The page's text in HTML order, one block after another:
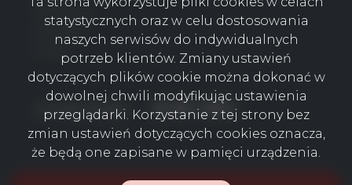
Kontakt
social media Facebook
Facebook
Facebook
Facebook
Facebook
Facebook
Facebook
statystycznych oraz w celu dostosowania
naszych serwisów do indywidualnych
potrzeb klientów. Zmiany ustawień
dotyczących plików cookie można dokonać w
dowolnej chwili modyfikując ustawienia
przeglądarki. Korzystanie z tej strony bez
zmian ustawień dotyczących cookies oznacza,
że będą one zapisane w pamięci urządzenia.